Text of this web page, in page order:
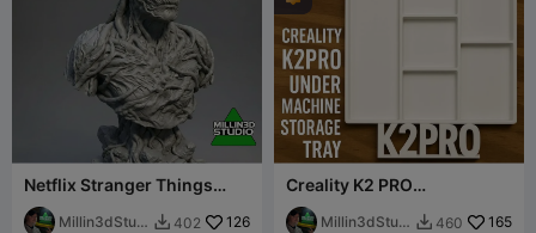
Netflix Stranger Things
Vecna Bust Statue
Millin3dStudi  402 126
Creality K2 PRO
Unterschublade mit Füßen
Millin3dStudi  460 165